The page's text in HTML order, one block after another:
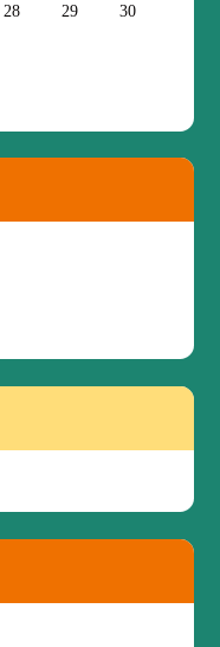
28 29 30